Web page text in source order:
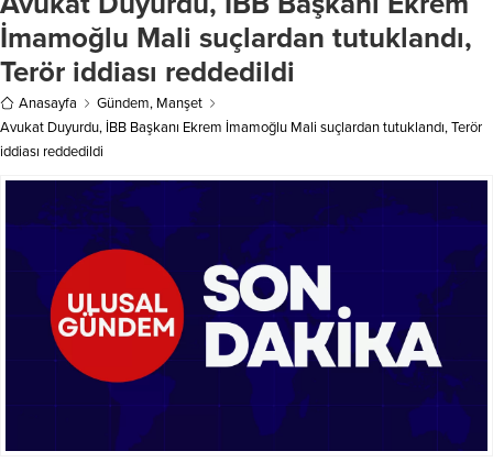
ve Filistin halkının Ramazan-ı
Şerif’ini tebrik etti. Gazze, Kudüs ve
Batı Şeria’dakiler başta olmak
üzere...
Sempozyumu’na video mesaj
gönderdi. Sempozyumun başarılı
geçmesini temenni eden
Cumhurbaşkanı Erdoğan, 27 farklı
İmamoğlu Mali suçlardan tutuklandı,
Terör iddiası reddedildi
Anasayfa Gündem, Manşet
Avukat Duyurdu, İBB Başkanı Ekrem İmamoğlu Mali suçlardan tutuklandı, Terör
iddiası reddedildi